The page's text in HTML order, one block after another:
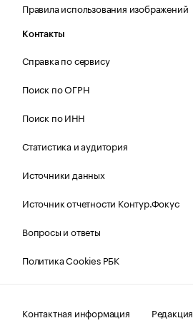
Правила использования изображений
Контакты
Справка по сервису
Поиск по ОГРН
Поиск по ИНН
Статистика и аудитория
Источники данных
Источник отчетности Контур.Фокус
Вопросы и ответы
Политика Cookies РБК
Контактная информация
Редакция